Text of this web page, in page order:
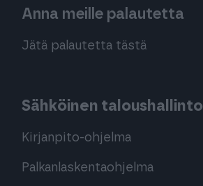
Anna meille palautetta
Jätä palautetta tästä
Sähköinen taloushallinto
Kirjanpito-ohjelma
Palkanlaskentaohjelma